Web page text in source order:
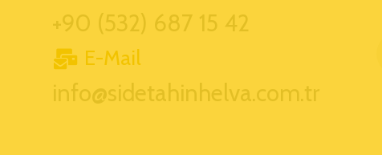
+90 (532) 687 15 42
E-Mail
info@sidetahinhelva.com.tr